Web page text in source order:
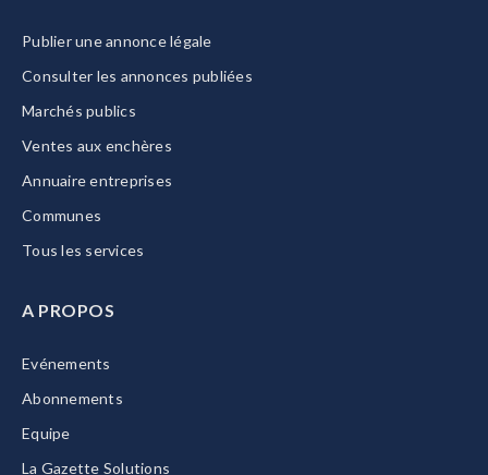
Publier une annonce légale
Consulter les annonces publiées
Marchés publics
Ventes aux enchères
Annuaire entreprises
Communes
Tous les services
A PROPOS
Evénements
Abonnements
Equipe
La Gazette Solutions